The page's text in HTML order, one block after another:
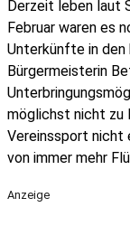
Derzeit leben laut
Februar waren es
Unterkünfte in den
Bürgermeisterin
möglichst nicht zu
Vereinssport nicht
von immer mehr
Anzeige